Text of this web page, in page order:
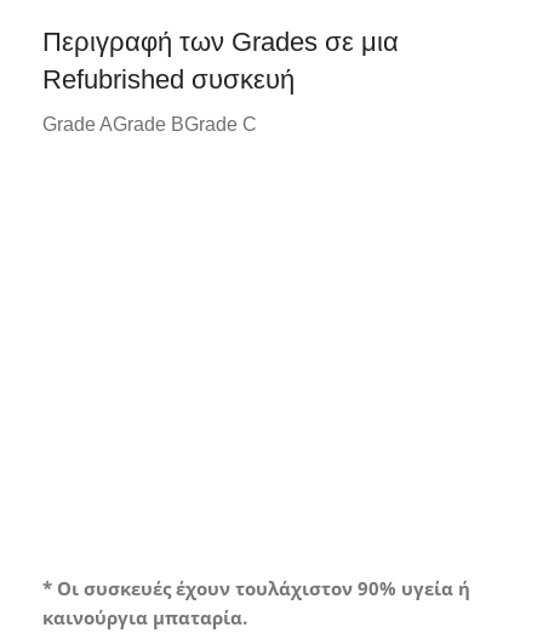
Περιγραφή των Grades σε μια
Refubrished συσκευή
Grade AGrade BGrade C
* Οι συσκευές έχουν τουλάχιστον 90% υγεία ή
καινούργια μπαταρία.